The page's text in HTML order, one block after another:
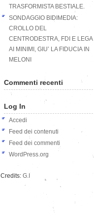
TRASFORMISTA BESTIALE.
SONDAGGIO BIDIMEDIA:
CROLLO DEL
CENTRODESTRA, FDI E LEGA
AI MINIMI, GIU’ LA FIDUCIA IN
MELONI
Commenti recenti
Log In
Accedi
Feed dei contenuti
Feed dei commenti
WordPress.org
Credits: G.I